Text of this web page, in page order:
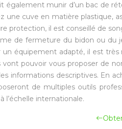
munir d’un bac de
une cuve en matière plastique,
protection, il est conseillé de
de fermeture du bidon ou
équipement adapté, il est
pouvoir vous proposer de
informations descriptives. En
de multiples outils
l’échelle internationale.